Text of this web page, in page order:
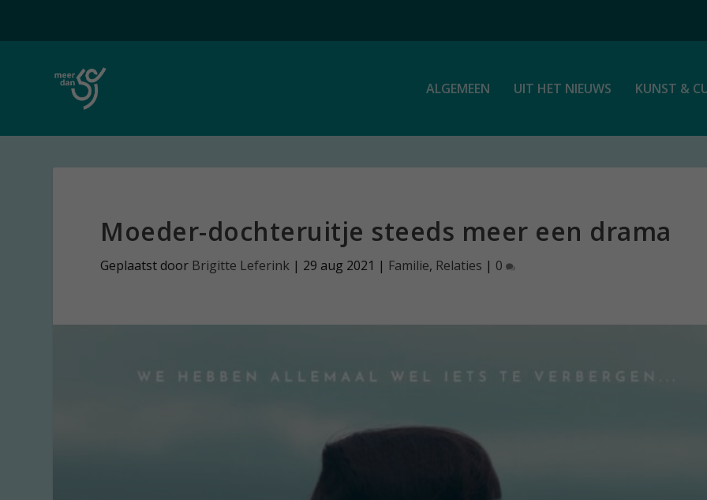
ALGEMEEN UIT HET NIEUWS KUNST &
Moeder-dochteruitje steeds meer een drama
Geplaatst door Brigitte Leferink | 29 aug 2021 | Familie, Relaties | 0